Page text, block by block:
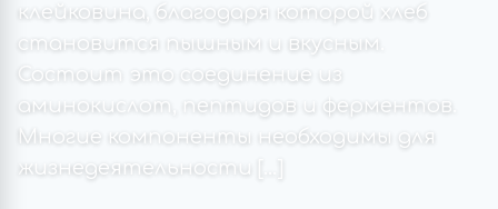
клейковина, благодаря которой хлеб
становится пышным и вкусным.
Состоит это соединение из
аминокислот, пептидов и ферментов.
Многие компоненты необходимы для
жизнедеятельности […]